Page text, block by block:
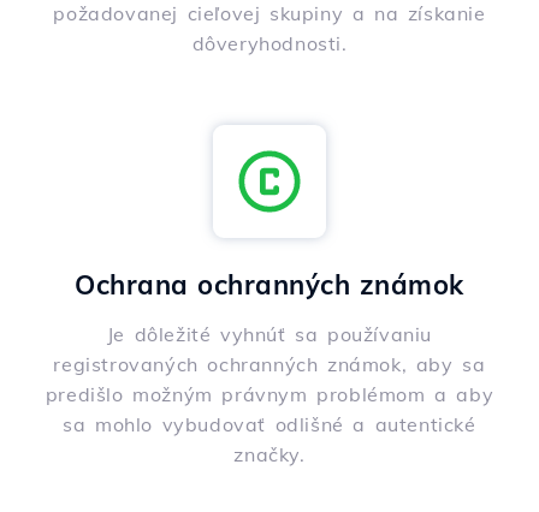
požadovanej cieľovej skupiny a na získanie
dôveryhodnosti.
Ochrana ochranných známok
Je dôležité vyhnúť sa používaniu
registrovaných ochranných známok, aby sa
predišlo možným právnym problémom a aby
sa mohlo vybudovať odlišné a autentické
značky.